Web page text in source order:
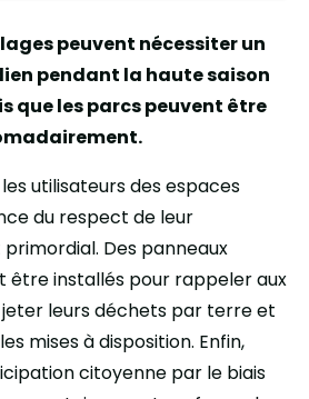
peuvent nécessiter un
pendant la haute saison
que les parcs peuvent être
utilisateurs des espaces
du respect de leur
Des panneaux
être installés pour rappeler aux
leurs déchets par terre et
mises à disposition. Enfin,
citoyenne par le biais